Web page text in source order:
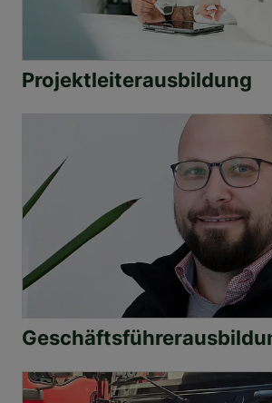
Projektleiterausbildung